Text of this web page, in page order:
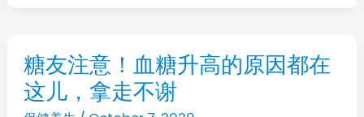
进
入
高
糖友注意！血糖升高的原因都在
这儿，拿走不谢
糖
友
注